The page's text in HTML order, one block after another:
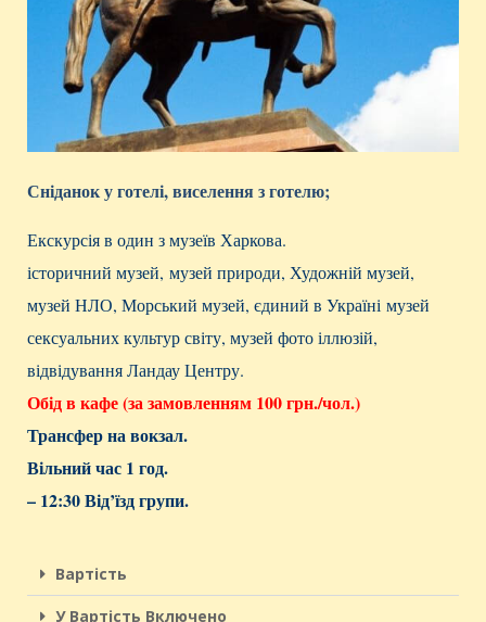
Сніданок у готелі,виселення з готелю;
Екскурсія в один з музеїв Харкова.
історичний музей, музей природи, Художній музей,
музей НЛО, Морський музей, єдиний в Україні музей
сексуальних культур світу, музей фото іллюзій,
відвідування Ландау Центру.
Обід в кафе (за замовленням 100 грн./чол.)
Трансфер на вокзал.
Вільний час 1 год.
– 12:30 Від’їзд групи.
Вартість
У Вартість Включено